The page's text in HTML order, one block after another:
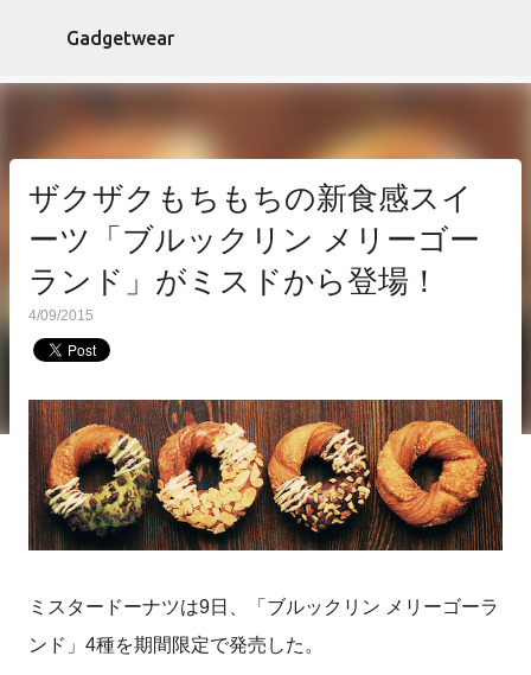
スキップしてメイン コンテンツに移動
Gadgetwear
ザクザクもちもちの新食感スイ
ーツ「ブルックリン メリーゴー
ランド」がミスドから登場！
4/09/2015
ミスタードーナツは9日、「ブルックリン メリーゴーラ
ンド」4種を期間限定で発売した。